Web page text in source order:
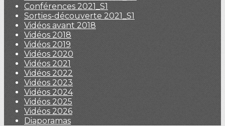
Conférences 2021_S1
Sorties-découverte 2021_S1
Vidéos avant 2018
Vidéos 2018
Vidéos 2019
Vidéos 2020
Vidéos 2021
Vidéos 2022
Vidéos 2023
Vidéos 2024
Vidéos 2025
Vidéos 2026
Diaporamas